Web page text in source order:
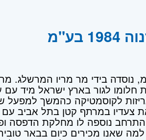
בע"מ
חלומו לגור בארץ ישראל מיד
לקוסמטיקה כהמשך למפעל
במרתף קטן בתל אביב עם
נוספה לו מחלקת הדפסה
שאנו מכירים כיום בבאר